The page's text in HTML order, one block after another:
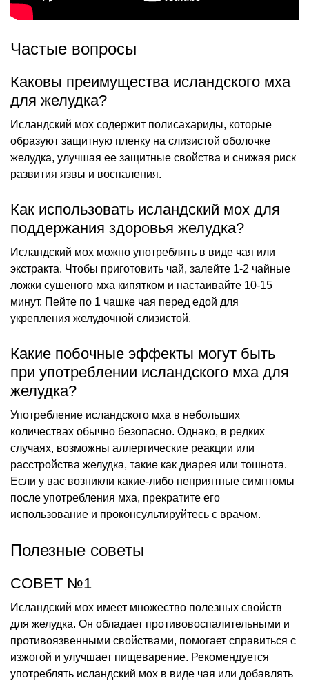
Частые вопросы
Каковы преимущества исландского мха
для желудка?
Исландский мох содержит полисахариды, которые
образуют защитную пленку на слизистой оболочке
желудка, улучшая ее защитные свойства и снижая риск
развития язвы и воспаления.
Как использовать исландский мох для
поддержания здоровья желудка?
Исландский мох можно употреблять в виде чая или
экстракта. Чтобы приготовить чай, залейте 1-2 чайные
ложки сушеного мха кипятком и настаивайте 10-15
минут. Пейте по 1 чашке чая перед едой для
укрепления желудочной слизистой.
Какие побочные эффекты могут быть
при употреблении исландского мха для
желудка?
Употребление исландского мха в небольших
количествах обычно безопасно. Однако, в редких
случаях, возможны аллергические реакции или
расстройства желудка, такие как диарея или тошнота.
Если у вас возникли какие-либо неприятные симптомы
после употребления мха, прекратите его
использование и проконсультируйтесь с врачом.
Полезные советы
СОВЕТ №1
Исландский мох имеет множество полезных свойств
для желудка. Он обладает противовоспалительными и
противоязвенными свойствами, помогает справиться с
изжогой и улучшает пищеварение. Рекомендуется
употреблять исландский мох в виде чая или добавлять